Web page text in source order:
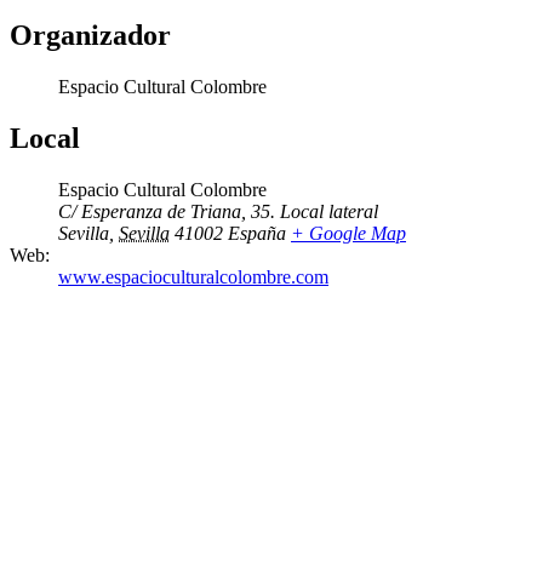
Organizador
Espacio Cultural Colombre
Local
Espacio Cultural Colombre
C/ Esperanza de Triana, 35. Local lateral
Sevilla Sevilla 41002 España + Google Map
Web:
www.espacioculturalcolombre.com